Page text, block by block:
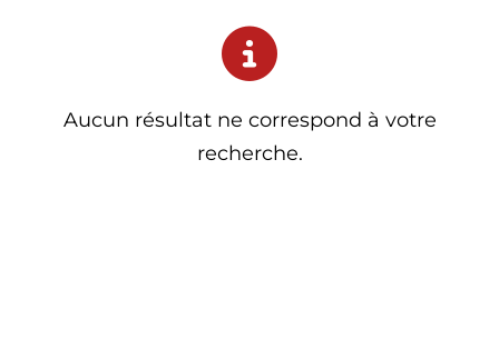
Aucun résultat ne correspond à votre
recherche.